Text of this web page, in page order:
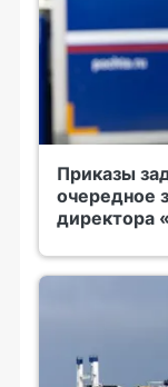
Приказы
очередное
директора